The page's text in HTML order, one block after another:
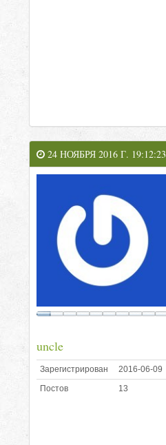
24 НОЯБРЯ 2016 Г. 19:12:23
uncle
Зарегистрирован
2016-06-09
Постов
13